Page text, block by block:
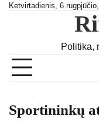
SkipKetvirtadienis, 6
Politika,
Sportininkų